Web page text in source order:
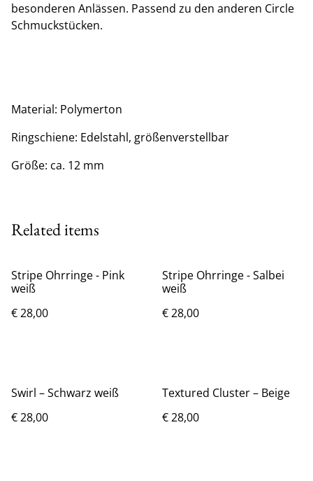
besonderen Anlässen. Passend zu den anderen Circle
Schmuckstücken.
Material: Polymerton
Ringschiene: Edelstahl, größenverstellbar
Größe: ca. 12 mm
Related items
Stripe Ohrringe - Pink
weiß
€ 28,00
Stripe Ohrringe - Salbei
weiß
€ 28,00
Swirl – Schwarz weiß
€ 28,00
Textured Cluster – Beige
€ 28,00